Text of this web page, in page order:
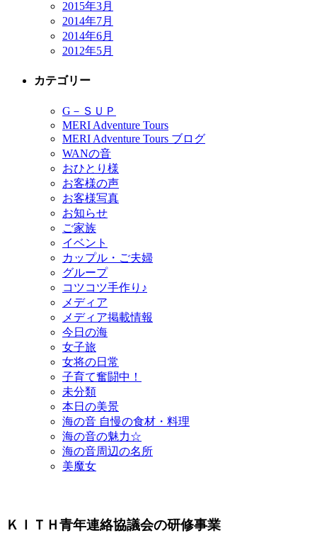
2015年3月
2014年7月
2014年6月
2012年5月
カテゴリー
G－ＳＵＰ
MERI Adventure Tours
MERI Adventure Tours ブログ
WANの音
おひとり様
お客様の声
お客様写真
お知らせ
ご家族
イベント
カップル・ご夫婦
グループ
コツコツ手作り♪
メディア
メディア掲載情報
今日の海
女子旅
女将の日常
子育て奮闘中！
未分類
本日の美景
海の音 自慢の食材・料理
海の音の魅力☆
海の音周辺の名所
美魔女
ＫＩＴＨ青年連絡協議会の研修事業